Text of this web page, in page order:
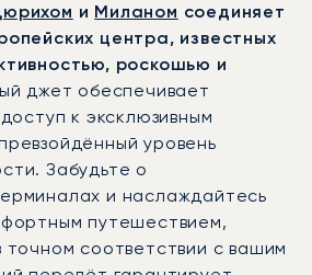
и Миланом соединяет
центра, известных
роскошью и
джет обеспечивает
к эксклюзивным
уровень
Забудьте о
и наслаждайтесь
путешествием,
точном соответствии с вашим